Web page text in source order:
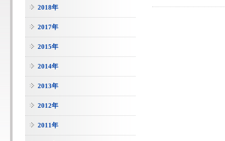
2018年
2017年
2015年
2014年
2013年
2012年
2011年